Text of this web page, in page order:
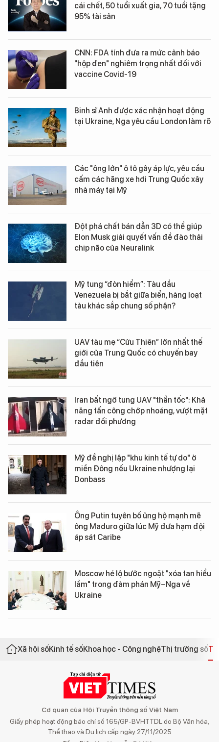
cái chết, 50 tuổi xuất gia, 70 tuổi tặng
95% tài sản
CNN: FDA tính đưa ra mức cảnh báo
"hộp đen" nghiêm trọng nhất đối với
vaccine Covid-19
Binh sĩ Anh được xác nhận hoạt động
tại Ukraine, Nga yêu cầu London làm rõ
Các "ông lớn" ô tô gây áp lực, yêu cầu
cấm các hãng xe hơi Trung Quốc xây
nhà máy tại Mỹ
Đột phá chất bán dẫn 3D có thể giúp
Elon Musk giải quyết vấn đề đào thải
chip não của Neuralink
Mỹ tung “đòn hiểm”: Tàu dầu
Venezuela bị bắt giữa biển, hàng loạt
tàu khác sắp chung số phận?
UAV tàu mẹ “Cửu Thiên” lớn nhất thế
giới của Trung Quốc có chuyến bay
đầu tiên
Iran bất ngờ tung UAV "thần tốc": Khả
năng tấn công chớp nhoáng, vượt mặt
radar đối phương
Mỹ đề nghị lập "khu kinh tế tự do" ở
miền Đông nếu Ukraine nhượng lại
Donbass
Ông Putin tuyên bố ủng hộ mạnh mẽ
ông Maduro giữa lúc Mỹ đưa hạm đội
áp sát Caribe
Moscow hé lộ bước ngoặt "xóa tan hiểu
lầm" trong đàm phán Mỹ–Nga về
Ukraine
Xã hội sốKinh tế sốKhoa học - Công nghệThị trường số
Cơ quan của Hội Truyền thông số Việt Nam
Giấy phép hoạt động báo chí số 165/GP-BVHTTDL do Bộ Văn hóa,
Thể thao và Du lịch cấp ngày 27/11/2025